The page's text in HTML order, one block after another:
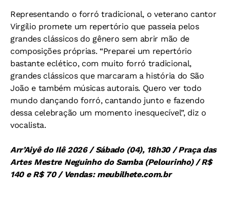
Representando o forró tradicional, o veterano cantor
Virgílio promete um repertório que passeia pelos
grandes clássicos do gênero sem abrir mão de
composições próprias. “Preparei um repertório
bastante eclético, com muito forró tradicional,
grandes clássicos que marcaram a história do São
João e também músicas autorais. Quero ver todo
mundo dançando forró, cantando junto e fazendo
dessa celebração um momento inesquecível”, diz o
vocalista.
Arr’Aiyê do Ilê 2026 / Sábado (04), 18h30 / Praça das
Artes Mestre Neguinho do Samba (Pelourinho) / R$
140 e R$ 70 / Vendas: meubilhete.com.br